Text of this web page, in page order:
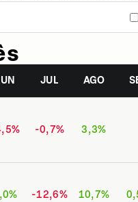
JUL AGO
-0,7% 3,3%
-12,6% 10,7%